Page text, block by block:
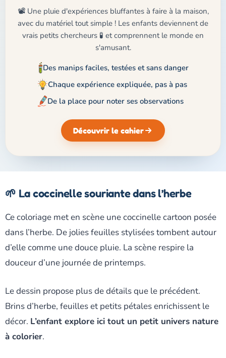
📽️ Une pluie d'expériences bluffantes à faire à la maison,
avec du matériel tout simple ! Les enfants deviennent de
vrais petits chercheurs 🧪 et comprennent le monde en
s'amusant.
Des manips faciles, testées et sans danger
Chaque expérience expliquée, pas à pas
De la place pour noter ses observations
Découvrir le cahier
🌱 La coccinelle souriante dans l’herbe
Ce coloriage met en scène une coccinelle cartoon posée
dans l’herbe. De jolies feuilles stylisées tombent autour
d’elle comme une douce pluie. La scène respire la
douceur d’une journée de printemps.
Le dessin propose plus de détails que le précédent.
Brins d’herbe, feuilles et petits pétales enrichissent le
décor. L’enfant explore ici tout un petit univers nature
à colorier.